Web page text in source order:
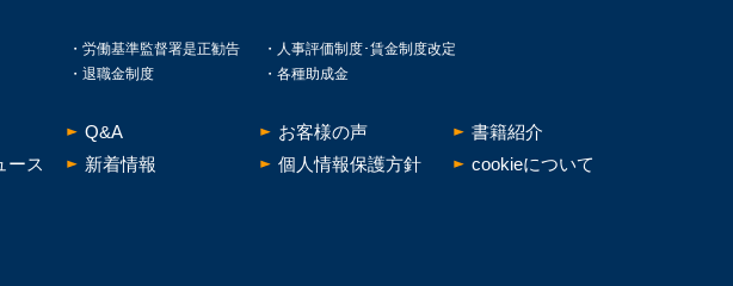
労働基準監督署是正勧告
人事評価制度･賃金制度改定
退職金制度
各種助成金
Q&A お客様の声
書籍紹介
ース
新着情報 個人情報保護方針 cookieについて